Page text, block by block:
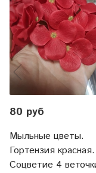
80 руб
Мыльные цветы.
Гортензия красная.
Соцветие 4